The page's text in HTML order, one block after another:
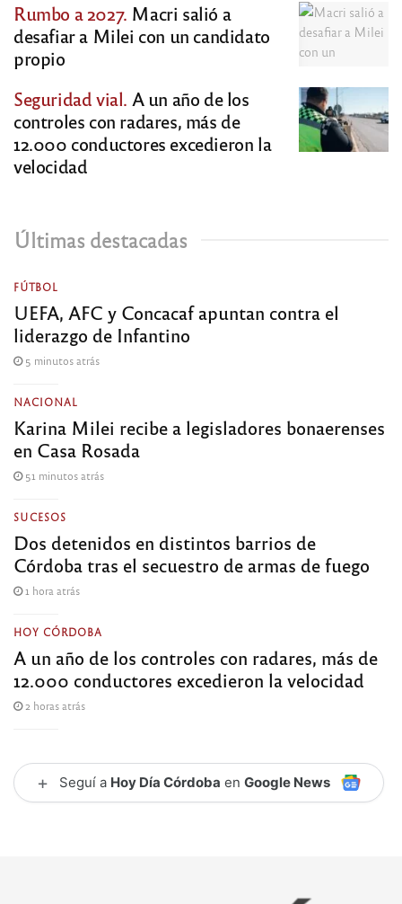
Rumbo a 2027. Macri salió a
desafiar a Milei con un candidato
propio
Seguridad vial. A un año de los
controles con radares, más de
12.000 conductores excedieron la
velocidad
Últimas destacadas
FÚTBOL
UEFA, AFC y Concacaf apuntan contra el
liderazgo de Infantino
5 minutos atrás
NACIONAL
Karina Milei recibe a legisladores bonaerenses
en Casa Rosada
51 minutos atrás
SUCESOS
Dos detenidos en distintos barrios de
Córdoba tras el secuestro de armas de fuego
1 hora atrás
HOY CÓRDOBA
A un año de los controles con radares, más de
12.000 conductores excedieron la velocidad
2 horas atrás
+ Seguí a Hoy Día Córdoba en Google News